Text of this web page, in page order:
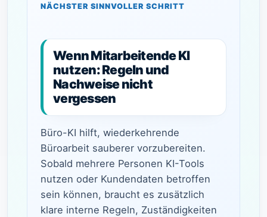
NÄCHSTER SINNVOLLER SCHRITT
Wenn Mitarbeitende KI
nutzen: Regeln und
Nachweise nicht
vergessen
Büro-KI hilft, wiederkehrende
Büroarbeit sauberer vorzubereiten.
Sobald mehrere Personen KI-Tools
nutzen oder Kundendaten betroffen
sein können, braucht es zusätzlich
klare interne Regeln, Zuständigkeiten